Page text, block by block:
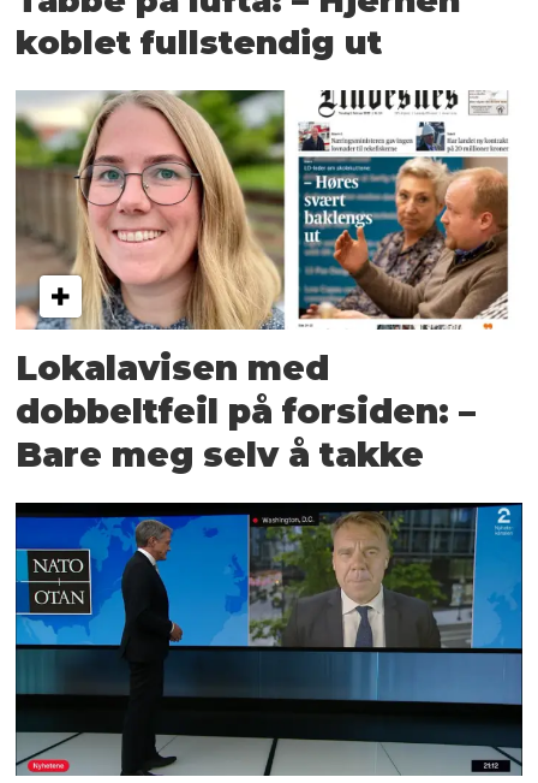
koblet fullstendig ut
Lokalavisen med
dobbeltfeil på forsiden: –
Bare meg selv å takke